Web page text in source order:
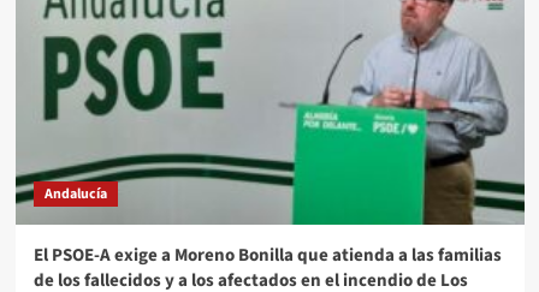
Andalucía
El PSOE-A exige a Moreno Bonilla que atienda a las familias
de los fallecidos y a los afectados en el incendio de Los